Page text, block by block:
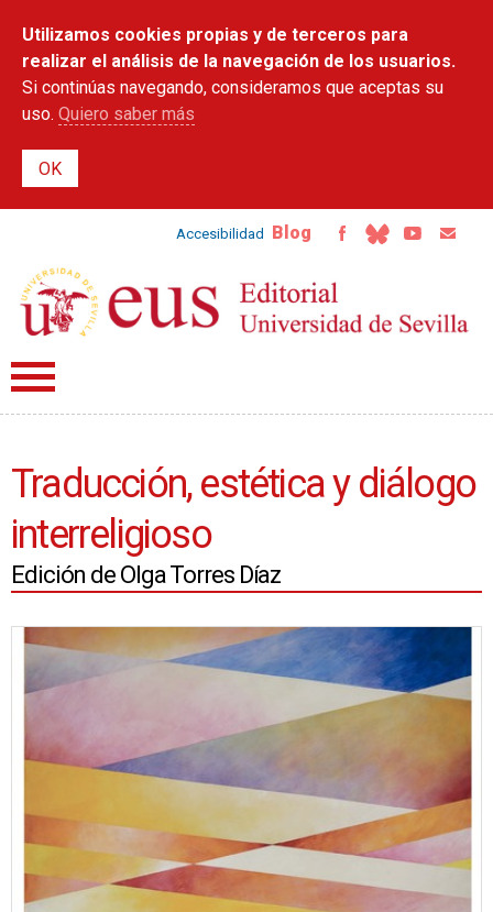
contenido
principal
Utilizamos cookies propias y de terceros para
realizar el análisis de la navegación de los usuarios.
Si continúas navegando, consideramos que aceptas su
uso. Quiero saber más
Accesibilidad Blog
Traducción, estética y diálogo
interreligioso
Edición de Olga Torres Díaz